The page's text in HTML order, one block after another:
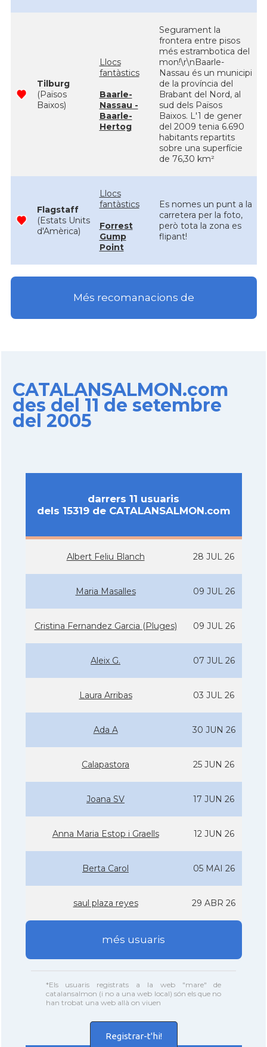
Tilburg
(Països
Baixos)
Llocs
fantàstics
Baarle-
Nassau -
Baarle-
Hertog
Segurament la
frontera entre pisos
més estrambotica del
mon!\r\nBaarle-
Nassau és un municipi
de la província del
Brabant del Nord, al
sud dels Països
Baixos. L'1 de gener
del 2009 tenia 6.690
habitants repartits
sobre una superfície
de 76,30 km²
Flagstaff
(Estats Units
d'Amèrica)
Llocs
fantàstics
Forrest
Gump
Point
Es nomes un punt a la
carretera per la foto,
però tota la zona es
flipant!
Més recomanacions de
CATALANSALMON.com
des del 11 de setembre
del 2005
darrers 11 usuaris
dels 15319 de CATALANSALMON.com
Albert Feliu Blanch 28 JUL 26
Maria Masalles 09 JUL 26
Cristina Fernandez Garcia (Pluges) 09 JUL 26
Aleix G. 07 JUL 26
Laura Arribas 03 JUL 26
Ada A 30 JUN 26
Calapastora 25 JUN 26
Joana SV 17 JUN 26
Anna Maria Estop i Graells 12 JUN 26
Berta Carol 05 MAI 26
saul plaza reyes 29 ABR 26
més usuaris
*Els usuaris registrats a la web "mare" de
catalansalmon (i no a una web local) són els que no
han trobat una web allà on viuen
Registrar-t'hi!